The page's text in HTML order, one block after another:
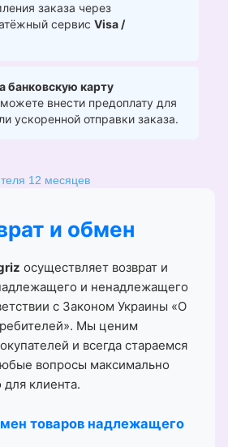
заказа через
сервис Visa /
банковскую карту
внести предоплату для
ускоренной отправки заказа.
12 месяцев
и обмен
осуществляет возврат и
и ненадлежащего
с Законом Украины «О
Мы ценим
и всегда стараемся
вопросы максимально
клиента.
товаров надлежащего